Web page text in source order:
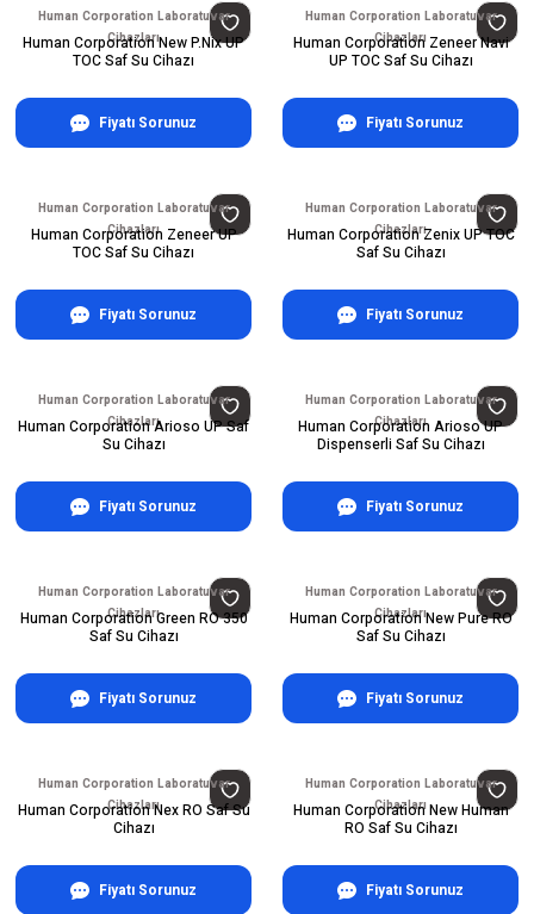
Human Corporation Laboratuvar
Cihazları
Human Corporation New P.Nix UP
TOC Saf Su Cihazı
Fiyatı Sorunuz
Human Corporation Laboratuvar
Cihazları
Human Corporation Zeneer Navi
UP TOC Saf Su Cihazı
Fiyatı Sorunuz
Human Corporation Laboratuvar
Cihazları
Human Corporation Zeneer UP
TOC Saf Su Cihazı
Fiyatı Sorunuz
Human Corporation Laboratuvar
Cihazları
Human Corporation Zenix UP TOC
Saf Su Cihazı
Fiyatı Sorunuz
Human Corporation Laboratuvar
Cihazları
Human Corporation Arioso UP Saf
Su Cihazı
Fiyatı Sorunuz
Human Corporation Laboratuvar
Cihazları
Human Corporation Arioso UP
Dispenserli Saf Su Cihazı
Fiyatı Sorunuz
Human Corporation Laboratuvar
Cihazları
Human Corporation Green RO 350
Saf Su Cihazı
Fiyatı Sorunuz
Human Corporation Laboratuvar
Cihazları
Human Corporation New Pure RO
Saf Su Cihazı
Fiyatı Sorunuz
Human Corporation Laboratuvar
Cihazları
Human Corporation Nex RO Saf Su
Cihazı
Fiyatı Sorunuz
Human Corporation Laboratuvar
Cihazları
Human Corporation New Human
RO Saf Su Cihazı
Fiyatı Sorunuz